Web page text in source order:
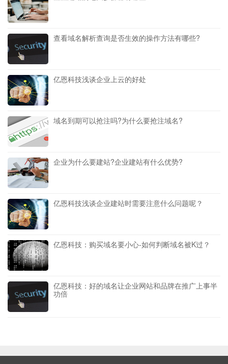
查看域名解析查询是否生效的操作方法有哪些?
亿恩科技浅谈企业上云的好处
域名到期可以抢注吗?为什么要抢注域名?
企业为什么要建站?企业建站有什么优势?
亿恩科技浅谈企业建站时需要注意什么问题呢？
亿恩科技：购买域名要小心-如何判断域名被K过？
亿恩科技：好的域名让企业网站和品牌在推广上事半
功倍